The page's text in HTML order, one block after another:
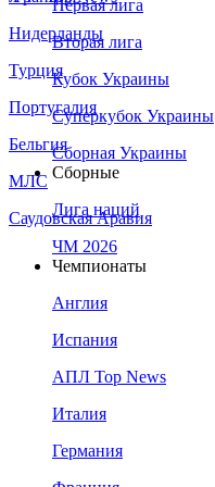
Нидерланды
Турция
Португалия
Бельгия
МЛС
Саудовская Аравия
Первая лига
Вторая лига
Кубок Украины
Суперкубок Украины
Сборная Украины
Сборные
Лига наций
ЧМ 2026
Чемпионаты
Англия
Испания
АПЛ Top News
Италия
Германия